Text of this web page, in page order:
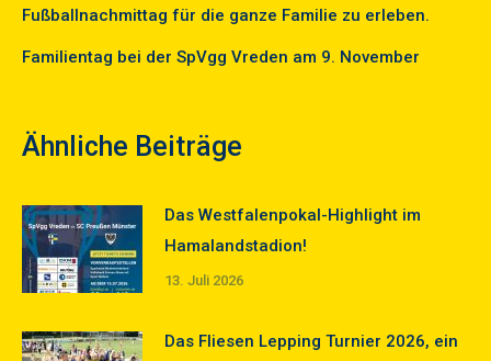
Fußballnachmittag für die ganze Familie zu erleben.
Familientag bei der SpVgg Vreden am 9. November
Ähnliche Beiträge
Das Westfalenpokal-Highlight im
Hamalandstadion!
13. Juli 2026
Das Fliesen Lepping Turnier 2026, ein